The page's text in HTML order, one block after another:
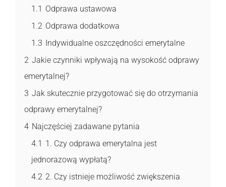
1.1 Odprawa ustawowa
1.2 Odprawa dodatkowa
1.3 Indywidualne oszczędności emerytalne
2 Jakie czynniki wpływają na wysokość odprawy
emerytalnej?
3 Jak skutecznie przygotować się do otrzymania
odprawy emerytalnej?
4 Najczęściej zadawane pytania
4.1 1. Czy odprawa emerytalna jest
jednorazową wypłatą?
4.2 2. Czy istnieje możliwość zwiększenia